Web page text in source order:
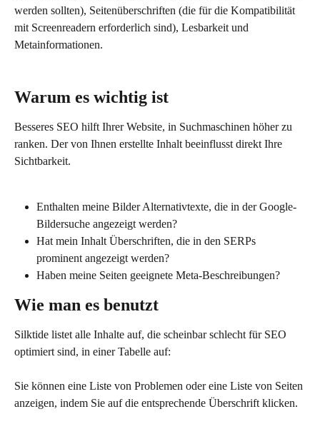
werden sollten), Seitenüberschriften (die für die Kompatibilität
mit Screenreadern erforderlich sind), Lesbarkeit und
Metainformationen.
Warum es wichtig ist
Besseres SEO hilft Ihrer Website, in Suchmaschinen höher zu
ranken. Der von Ihnen erstellte Inhalt beeinflusst direkt Ihre
Sichtbarkeit.
Enthalten meine Bilder Alternativtexte, die in der Google-
Bildersuche angezeigt werden?
Hat mein Inhalt Überschriften, die in den SERPs
prominent angezeigt werden?
Haben meine Seiten geeignete Meta-Beschreibungen?
Wie man es benutzt
Silktide listet alle Inhalte auf, die scheinbar schlecht für SEO
optimiert sind, in einer Tabelle auf:
Sie können eine Liste von Problemen oder eine Liste von Seiten
anzeigen, indem Sie auf die entsprechende Überschrift klicken.